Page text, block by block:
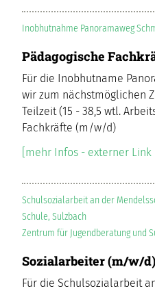
Inobhutnahme Panoramaweg
Pädagogische
Für die Inobhutname
wir zum nächstmöglichen
Teilzeit (15 - 38,5 wtl.
Fachkräfte (m/w/d)
[mehr Infos - externer
Schulsozialarbeit an der
Schule, Sulzbach
Zentrum für Jugendberatung und
Sozialarbeiter (m/w/d)
Für die Schulsozialarbeit